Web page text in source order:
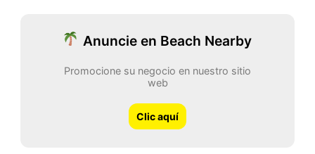
Anuncie en Beach Nearby
Promocione su negocio en nuestro sitio
web
Clic aquí